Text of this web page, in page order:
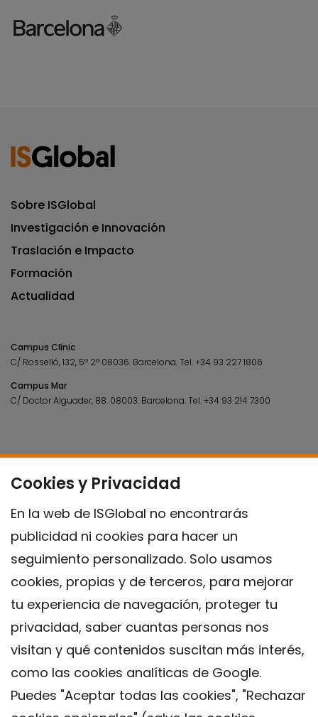
Cookies y Privacidad
En la web de ISGlobal no encontrarás
publicidad ni cookies para hacer un
seguimiento personalizado. Solo usamos
cookies, propias y de terceros, para mejorar
tu experiencia de navegación, proteger tu
privacidad, saber cuantas personas nos
visitan y qué contenidos suscitan más interés,
como las cookies analíticas de Google.
Puedes "Aceptar todas las cookies", "Rechazar
Sobre ISGlobal
Investigación e Innovación
Traslación e Impacto
Formación
Actualidad
Campus Clínic
C/ Rosselló, 132, 5º 2ª 08036. Barcelona.Tel.+34 93 227 1806
Campus Mar
C/ Doctor Aiguader, 88. 08003. Barcelona.Tel.+34 93 214 7300